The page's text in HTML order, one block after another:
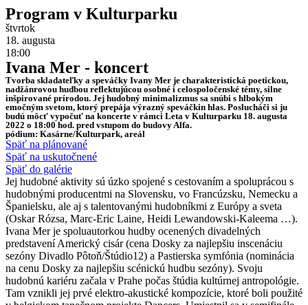
Program v Kulturparku
štvrtok
18. augusta
18:00
Ivana Mer - koncert
Tvorba skladateľky a speváčky Ivany Mer je charakteristická poetickou,
nadžánrovou hudbou reflektujúcou osobné i celospoločenské témy, silne
inšpirované prírodou. Jej hudobný minimalizmus sa snúbi s hlbokým
emočným svetom, ktorý prepája výrazný speváčkin hlas. Poslucháči si ju
budú môcť vypočuť na koncerte v rámci Leta v Kulturparku 18. augusta
2022 o 18:00 hod. pred vstupom do budovy Alfa.
pódium: Kasárne/Kulturpark, areál
Späť na plánované
Späť na uskutočnené
Späť do galérie
Jej hudobné aktivity sú úzko spojené s cestovaním a spoluprácou s
hudobnými producentmi na Slovensku, vo Francúzsku, Nemecku a
Španielsku, ale aj s talentovanými hudobníkmi z Európy a sveta
(Oskar Rózsa, Marc-Eric Laine, Heidi Lewandowski-Kaleema …).
Ivana Mer je spoluautorkou hudby ocenených divadelných
predstavení Americký cisár (cena Dosky za najlepšiu inscenáciu
sezóny Divadlo Pôtoň/Štúdio12) a Pastierska symfónia (nominácia
na cenu Dosky za najlepšiu scénickú hudbu sezóny). Svoju
hudobnú kariéru začala v Prahe počas štúdia kultúrnej antropológie.
Tam vznikli jej prvé elektro-akustické kompozície, ktoré boli použité